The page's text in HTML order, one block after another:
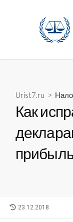
Urist7.ru >
Как
LAST
23.12.2018